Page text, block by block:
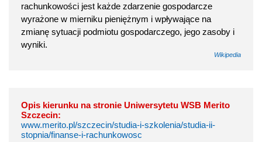
rachunkowości jest każde zdarzenie gospodarcze
wyrażone w mierniku pieniężnym i wpływające na
zmianę sytuacji podmiotu gospodarczego, jego zasoby i
wyniki.
Wikipedia
Opis kierunku na stronie Uniwersytetu WSB Merito
Szczecin:
www.merito.pl/szczecin/studia-i-szkolenia/studia-ii-
stopnia/finanse-i-rachunkowosc